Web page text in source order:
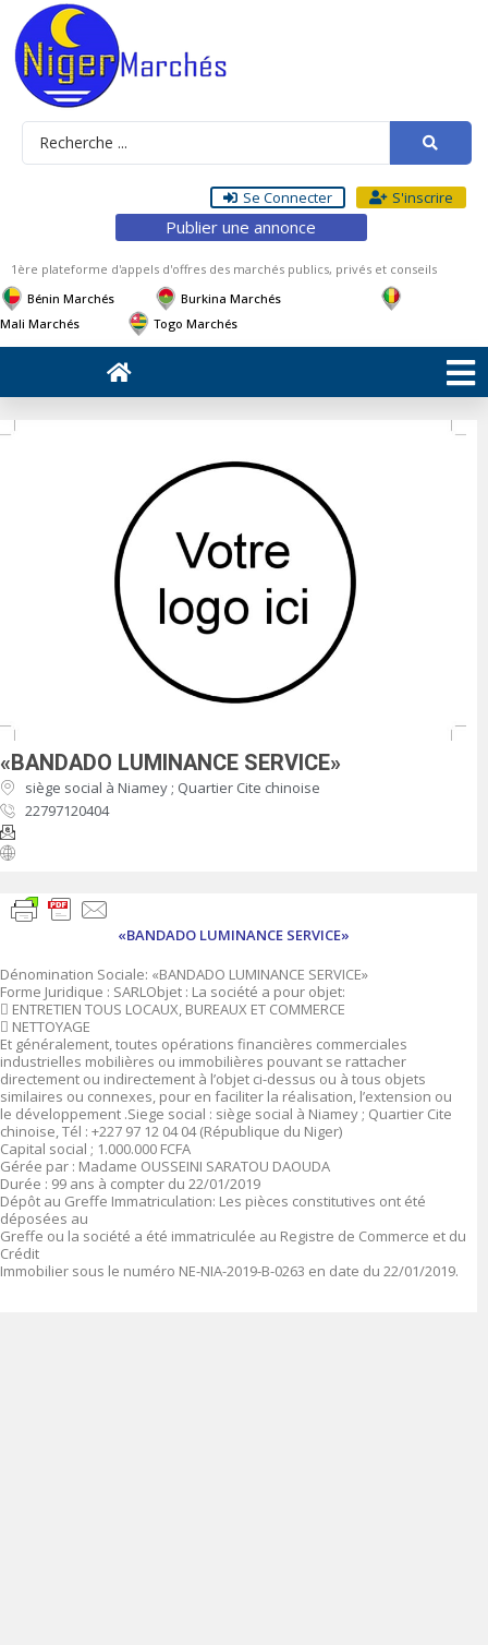
Se Connecter S'inscrire
Publier une annonce
1ère plateforme d'appels d'offres des marchés publics, privés et conseils
Bénin Marchés
Burkina Marchés
Mali Marchés
Togo Marchés
«BANDADO LUMINANCE SERVICE»
siège social à Niamey ; Quartier Cite chinoise
22797120404
«BANDADO LUMINANCE SERVICE»
Dénomination Sociale: «BANDADO LUMINANCE SERVICE»
Forme Juridique : SARLObjet : La société a pour objet:
 ENTRETIEN TOUS LOCAUX, BUREAUX ET COMMERCE
 NETTOYAGE
Et généralement, toutes opérations financières commerciales
industrielles mobilières ou immobilières pouvant se rattacher
directement ou indirectement à l’objet ci-dessus ou à tous objets
similaires ou connexes, pour en faciliter la réalisation, l’extension ou
le développement .Siege social : siège social à Niamey ; Quartier Cite
chinoise, Tél : +227 97 12 04 04 (République du Niger)
Capital social ; 1.000.000 FCFA
Gérée par : Madame OUSSEINI SARATOU DAOUDA
Durée : 99 ans à compter du 22/01/2019
Dépôt au Greffe Immatriculation: Les pièces constitutives ont été
déposées au
Greffe ou la société a été immatriculée au Registre de Commerce et du
Crédit
Immobilier sous le numéro NE-NIA-2019-B-0263 en date du 22/01/2019.